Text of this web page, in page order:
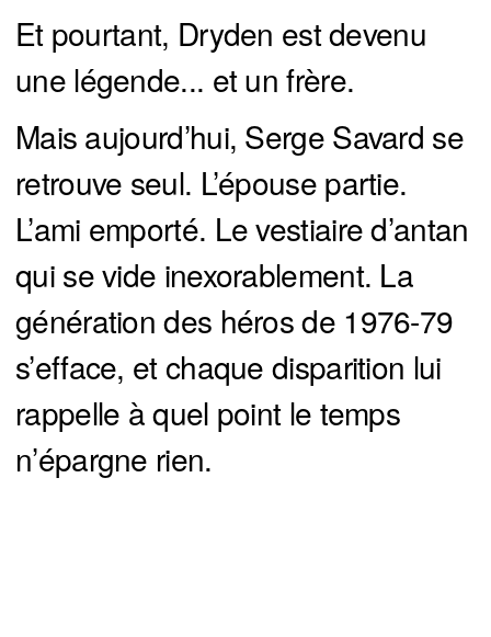
Et pourtant, Dryden est devenu
une légende... et un frère.
Mais aujourd’hui, Serge Savard se
retrouve seul. L’épouse partie.
L’ami emporté. Le vestiaire d’antan
qui se vide inexorablement. La
génération des héros de 1976-79
s’efface, et chaque disparition lui
rappelle à quel point le temps
n’épargne rien.